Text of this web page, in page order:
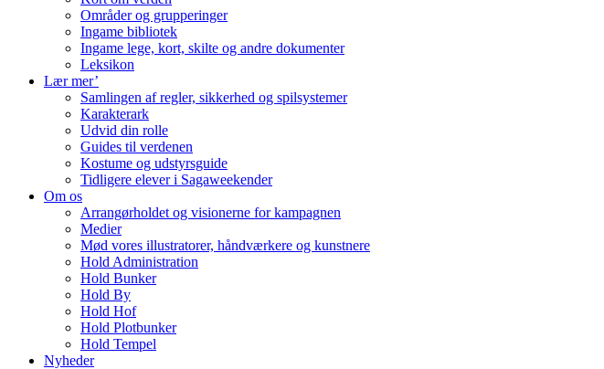
Områder og grupperinger
Ingame bibliotek
Ingame lege, kort, skilte og andre dokumenter
Leksikon
Lær mer’
Samlingen af regler, sikkerhed og spilsystemer
Karakterark
Udvid din rolle
Guides til verdenen
Kostume og udstyrsguide
Tidligere elever i Sagaweekender
Om os
Arrangørholdet og visionerne for kampagnen
Medier
Mød vores illustratorer, håndværkere og kunstnere
Hold Administration
Hold Bunker
Hold By
Hold Hof
Hold Plotbunker
Hold Tempel
Nyheder